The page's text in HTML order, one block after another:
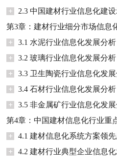
+
2.3 中国建材行业信息化建
第3章：建材行业细分市场信息
+
3.1 水泥行业信息化发展分析
+
3.2 玻璃行业信息化发展分析
+
3.3 卫生陶瓷行业信息化发
+
3.4 石材行业信息化发展分析
+
3.5 非金属矿行业信息化发
第4章：中国建材信息化行业重
+
4.1 建材信息化系统方案领
+
4.2 建材行业典型企业信息